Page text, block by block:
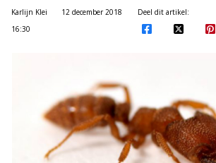
Karlijn Klei
12 december 2018
16:30
Deel dit artikel: